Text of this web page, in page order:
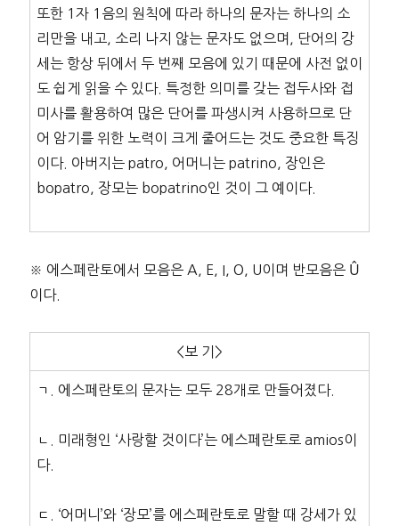
또한 1자 1음의 원칙에 따라 하나의 문자는 하나의 소
리만을 내고, 소리 나지 않는 문자도 없으며, 단어의 강
세는 항상 뒤에서 두 번째 모음에 있기 때문에 사전 없이
도 쉽게 읽을 수 있다. 특정한 의미를 갖는 접두사와 접
미사를 활용하여 많은 단어를 파생시켜 사용하므로 단
어 암기를 위한 노력이 크게 줄어드는 것도 중요한 특징
이다. 아버지는 patro, 어머니는 patrino, 장인은
bopatro, 장모는 bopatrino인 것이 그 예이다.
※ 에스페란토에서 모음은 A, E, I, O, U이며 반모음은 Û
이다.
<보 기>
ㄱ. 에스페란토의 문자는 모두 28개로 만들어졌다.
ㄴ. 미래형인 ‘사랑할 것이다’는 에스페란토로 amios이
다.
ㄷ. ‘어머니’와 ‘장모’를 에스페란토로 말할 때 강세가 있